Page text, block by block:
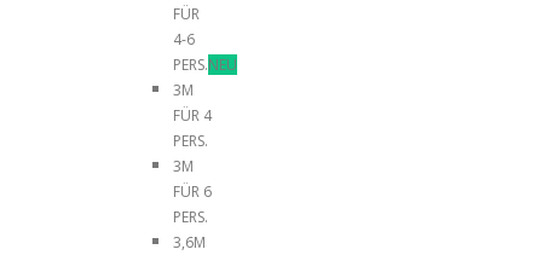
FÜR
4-6
PERS.NEU
3M
FÜR 4
PERS.
3M
FÜR 6
PERS.
3,6M